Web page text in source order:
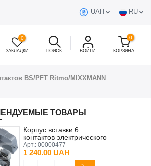
UAH RU
0
ЗАКЛАДКИ ПОИСК ВОЙТИ
0
КОРЗИНА
BS/PFT Ritmo/MIXXMANN
ТОВАРЫ
Корпус вставки 6
контактов электрического
соединения Putzmeister
MP25 (MT)
Арт.: 00000477
1 240.00 UAH